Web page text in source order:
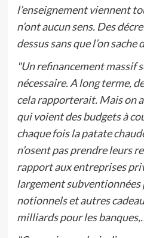
l’enseignement viennent
n’ont aucun sens. Des
dessus sans que l’on sache
"Un refinancement massif
nécessaire. A long terme,
cela rapporterait. Mais on
qui voient des budgets à
chaque fois la patate
n’osent pas prendre leurs
rapport aux entreprises
largement subventionnées
notionnels et autres
milliards pour les